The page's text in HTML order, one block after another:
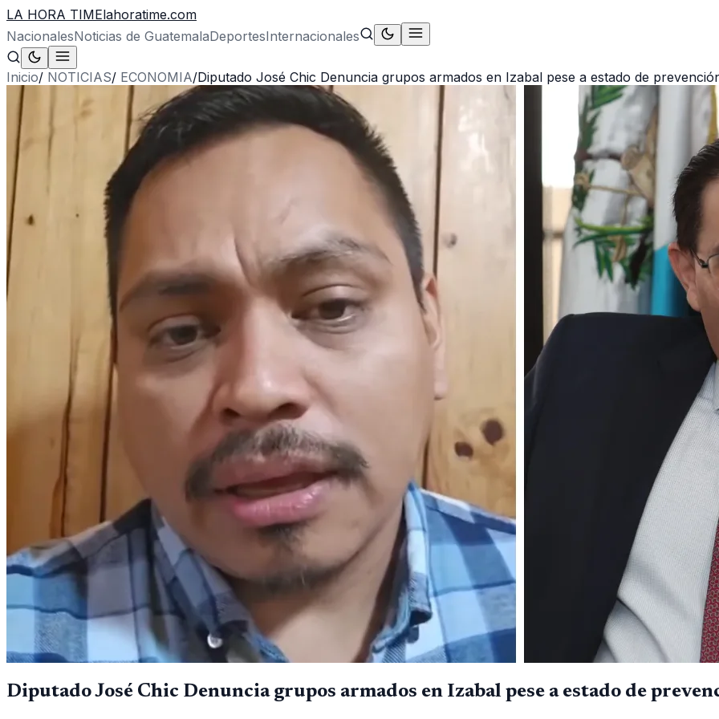
LA HORA TIMElahoratime.com
NacionalesNoticias de GuatemalaDeportesInternacionales
Inicio/ NOTICIAS/ ECONOMIA/Diputado José Chic Denuncia grupos armados en Izabal pese a estado de
Diputado José Chic Denuncia grupos armados en Izabal pese a estado de